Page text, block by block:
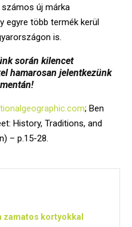
új márka
egyre több termék kerül
is.
során kilencet
hamarosan jelentkezünk
; Ben
History, Traditions, and
– p.15-28.
zamatos kortyokkal